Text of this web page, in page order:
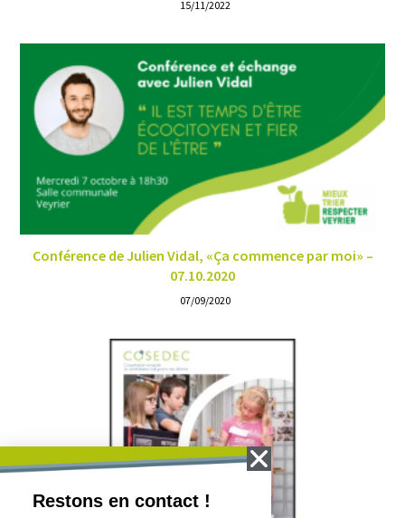
15/11/2022
Conférence de Julien Vidal, «Ça commence par moi» –
07.10.2020
07/09/2020